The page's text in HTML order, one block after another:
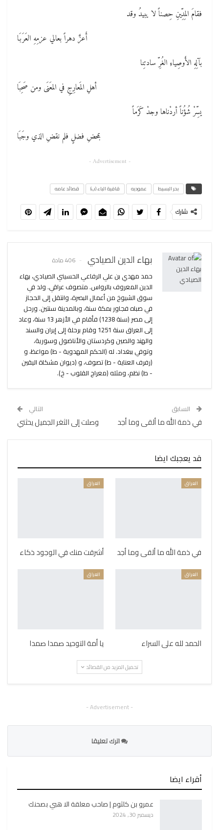
فقامَ المِدِّينِ حِصناً لا يبيدُ وقد
أَعزَّ دهراً بعالي عزمِهِ العَرَبَا
بآلِهِ الأَوصِياءِ الغُرِّ سادتِنا
أهلِ المَعارِجِ في المعَنَى ومن صَحِبَا
يسِّرْ شُؤُناً أردْناها وجدْ كَرَماً
بمحضِ فضلٍ فلم نقضِ الذي وجَبَا
- Advertisement -
بحر البسيط عموديه قافية الباء (ب) قصائد عامه
شارك
بهاء الدين الصيادي 406 مادة
حمد مهدي بن علي الرفاعي الحسيني الصيادي، بهاء
الدين المعروف بالرواس. متصوف عراقي. ولد في
سوق الشيوخ من أعمال البصرة، وانتقل إلى الحجاز
في صباه فجاور بمكة سنة، وبالمدينة سنتين. ورحل
إلى مصر (سنة 1238) فأقام في الأزهر 13 سنة، وعاد
إلى العراق سنة 1251 وقام برحلة إلى إيران والسند
والهند والصين وكردستان والأناضول وسورية،
وتوفي ببغداد. له (الحكم المهدوية - ط) مواعظ، و
(رفرف العناية - ط) تصوف، و (ديوان مشكاة اليقين
- ط) نظم، ومثله (معراج القلوب - خ).
السابق
في ذمة الله ما ألقى وما أجد
التالي
وصلت إلى الثغر الجميل يحثني
قد يعجبك ايضا
العراق
في ذمة الله ما ألقى وما أجد
العراق
أشرقت منك في الوجود ذكاء
العراق
الحمد لله على السراء
العراق
يا أمة التوحيد صمدا صمدا
تحميل المزيد من القصائد
- Advertisement -
اترك تعليقا
أقراء ايضا
عمرو بن كلثوم | صاحب معلقة الا هبي بصحنك
ديسمبر 30, 2024